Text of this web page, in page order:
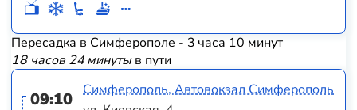
Пересадка в Симферополе - 3 часа 10 минут
18 часов 24 минутыв пути
09:10
Симферополь, Автовокзал Симферополь